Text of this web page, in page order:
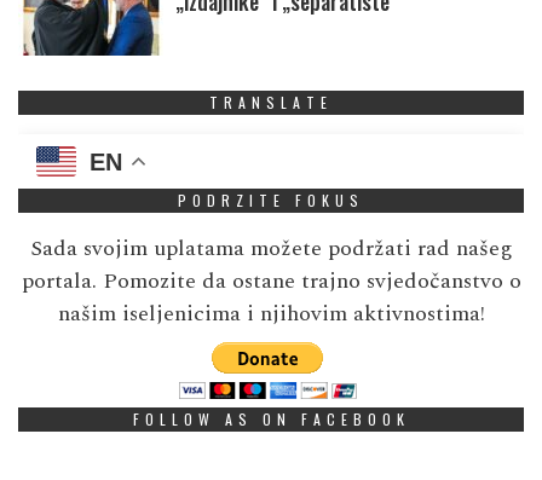
TRANSLATE
EN
PODRZITE FOKUS
Sada svojim uplatama možete podržati rad našeg
portala. Pomozite da ostane trajno svjedočanstvo o
našim iseljenicima i njihovim aktivnostima!
FOLLOW AS ON FACEBOOK